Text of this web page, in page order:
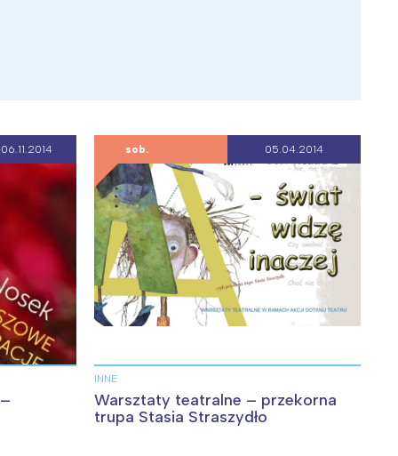
sob. 05.04.2014
INNE
Warsztaty teatralne – przekorna
trupa Stasia Straszydło